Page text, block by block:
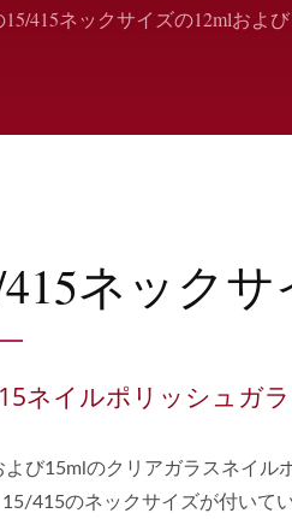
15/415ネックサイズの12mlおよ
ネイルポリッ
415ネック
ネイルポリッシュガ
よび15mlのクリアガラスネイル
415のネックサイズが付いてい